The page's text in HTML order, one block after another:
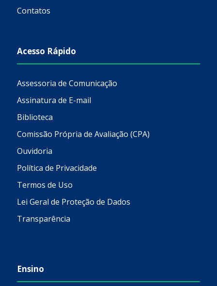
Contatos
Acesso Rápido
Assessoria de Comunicação
Assinatura de E-mail
Biblioteca
Comissão Própria de Avaliação (CPA)
Ouvidoria
Política de Privacidade
Termos de Uso
Lei Geral de Proteção de Dados
Transparência
Ensino